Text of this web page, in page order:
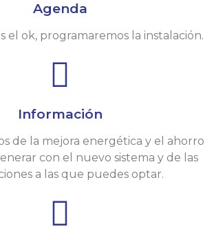
Información
de la mejora energética y el ahorro
con el nuevo sistema y de las
a las que puedes optar.
Agenda
el ok, programaremos la instalación.